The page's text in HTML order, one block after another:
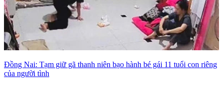
Đồng Nai: Tạm giữ gã thanh niên bạo hành bé gái 11 tuổi con riêng
của người tình